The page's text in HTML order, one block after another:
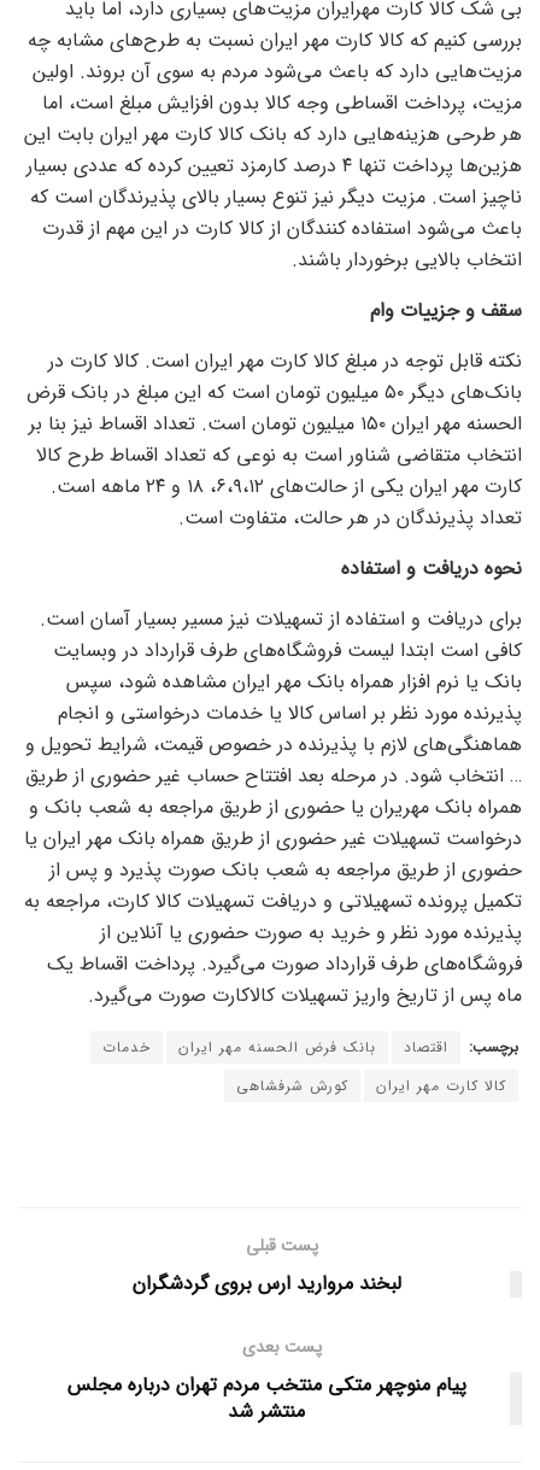
بی شک کالا کارت مهرایران مزیت‌های بسیاری دارد، اما باید
بررسی کنیم که کالا کارت مهر ایران نسبت به طرح‌های مشابه چه
مزیت‌هایی دارد که باعث می‌شود مردم به سوی آن بروند. اولین
مزیت، پرداخت اقساطی وجه کالا بدون افزایش مبلغ است، اما
هر طرحی هزینه‌هایی دارد که بانک کالا کارت مهر ایران بابت این
هزین‌ها پرداخت تنها ۴ درصد کارمزد تعیین کرده که عددی بسیار
ناچیز است. مزیت دیگر نیز تنوع بسیار بالای پذیرندگان است که
باعث می‌شود استفاده کنندگان از کالا کارت در این مهم از قدرت
انتخاب بالایی برخوردار باشند.
سقف و جزییات وام
نکته قابل توجه در مبلغ کالا کارت مهر ایران است. کالا کارت در
بانک‌های دیگر ۵۰ میلیون تومان است که این مبلغ در بانک قرض
الحسنه مهر ایران ۱۵۰ میلیون تومان است. تعداد اقساط نیز بنا بر
انتخاب متقاضی شناور است به نوعی که تعداد اقساط طرح کالا
کارت مهر ایران یکی از حالت‌های ۶،۹،۱۲، ۱۸ و ۲۴ ماهه است.
تعداد پذیرندگان در هر حالت، متفاوت است.
نحوه دریافت و استفاده
برای دریافت و استفاده از تسهیلات نیز مسیر بسیار آسان است.
کافی است ابتدا لیست فروشگاه‌های طرف قرارداد در وبسایت
بانک یا نرم افزار همراه بانک مهر ایران مشاهده شود، سپس
پذیرنده مورد نظر بر اساس کالا یا خدمات درخواستی و انجام
هماهنگی‌های لازم با پذیرنده در خصوص قیمت، شرایط تحویل و
… انتخاب شود. در مرحله بعد افتتاح حساب غیر حضوری از طریق
همراه بانک مهریران یا حضوری از طریق مراجعه به شعب بانک و
درخواست تسهیلات غیر حضوری از طریق همراه بانک مهر ایران یا
حضوری از طریق مراجعه به شعب بانک صورت پذیرد و پس از
تکمیل پرونده تسهیلاتی و دریافت تسهیلات کالا کارت، مراجعه به
پذیرنده مورد نظر و خرید به صورت حضوری یا آنلاین از
فروشگاه‌های طرف قرارداد صورت می‌گیرد. پرداخت اقساط یک
ماه پس از تاریخ واریز تسهیلات کالاکارت صورت می‌گیرد.
برچسب: اقتصاد بانک فرض الحسنه مهر ایران
خدمات
کالا کارت مهر ایران
کورش شرفشاهی
پست قبلی
لبخند مروارید ارس بروی گردشگران
پست بعدی
پیام منوچهر متکی منتخب مردم تهران درباره مجلس
منتشر شد